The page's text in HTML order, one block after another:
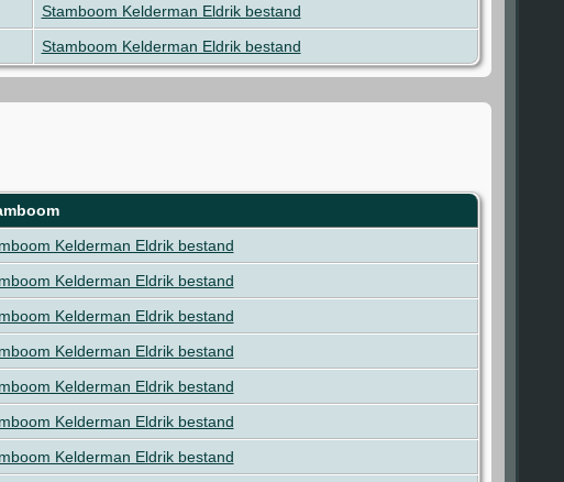
Stamboom Kelderman Eldrik bestand
Stamboom Kelderman Eldrik bestand
Kelderman Eldrik bestand
Kelderman Eldrik bestand
Kelderman Eldrik bestand
Kelderman Eldrik bestand
Kelderman Eldrik bestand
Kelderman Eldrik bestand
Kelderman Eldrik bestand